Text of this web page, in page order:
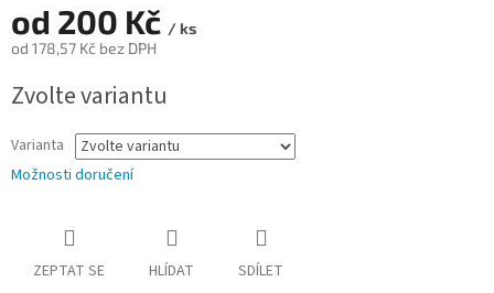
od 200 Kč / ks
od 178,57 Kč bez DPH
cena:
Zvolte variantu
Varianta
Možnosti doručení
ZEPTAT SE HLÍDAT SDÍLET